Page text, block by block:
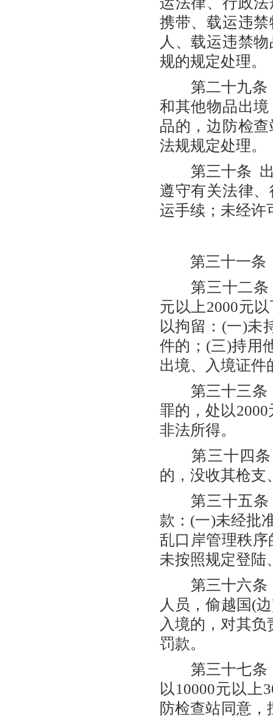
携带、载运违
人、载运违禁
规的规定处理。
第二十九条
和其他物品出
品的，边防检
法规规定处理。
第三十条 出
遵守有关法律
运手续；未经许
第三十一条
第三十二条
元以上2000元
以拘留：(一)未
件的；(三)持用
出境、入境证件
第三十三条
罪的，处以
非法所得。
第三十四条
的，没收其枪支
第三十五条
款：(一)未经批
乱口岸管理秩
未按照规定登陆
第三十六条
人员，偷越国(
入境的，对其负
罚款。
第三十七条
以10000元以上
防检查站同意